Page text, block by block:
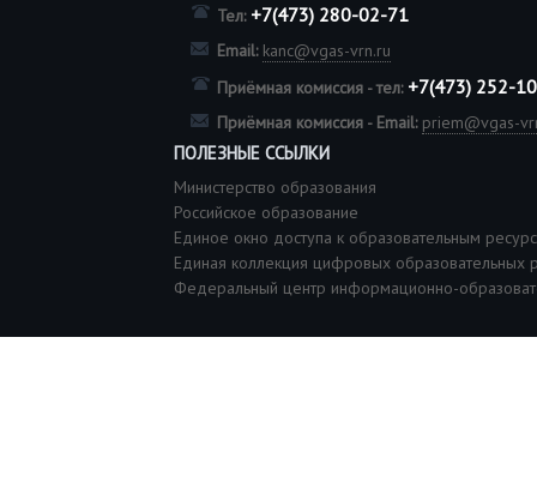
Тел: +7(473) 280-02-71
Email: kanc@vgas-vrn.ru
Приёмная комиссия - тел: +7(473) 252-
Приёмная комиссия - Email: priem@vgas-
ПОЛЕЗНЫЕ ССЫЛКИ
Министерство образования
Российское образование
Единое окно доступа к образовательным
Единая коллекция цифровых образовательных
Федеральный центр информационно-